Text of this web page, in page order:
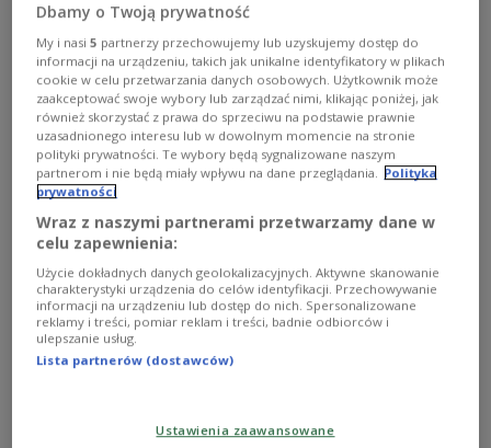
Polskie dziedzictwo za granicą. Cykl
filmów animowanych i zeszytów dla dzieci
Serial animowany i książeczki poświęcone polonikom to
wspaniała edukacyjna podróż i zabawa dla całej
Dbamy o Twoją prywatność
My i nasi5 partnerzy przechowujemy lub uzyskujemy dostęp do
informacji na urządzeniu, takich jak unikalne identyfikatory w plikach
cookie w celu przetwarzania danych osobowych. Użytkownik może
zaakceptować swoje wybory lub zarządzać nimi, klikając poniżej, jak
również skorzystać z prawa do sprzeciwu na podstawie prawnie
uzasadnionego interesu lub w dowolnym momencie na stronie
polityki prywatności. Te wybory będą sygnalizowane naszym
partnerom i nie będą miały wpływu na dane przeglądania. Polityka
prywatności
Wraz z naszymi partnerami przetwarzamy dane w
celu zapewnienia:
Użycie dokładnych danych geolokalizacyjnych. Aktywne skanowanie
charakterystyki urządzenia do celów identyfikacji. Przechowywanie
informacji na urządzeniu lub dostęp do nich. Spersonalizowane
reklamy i treści, pomiar reklam i treści, badnie odbiorców i
ulepszanie usług.
Lista partnerów (dostawców)
Ustawienia zaawansowane